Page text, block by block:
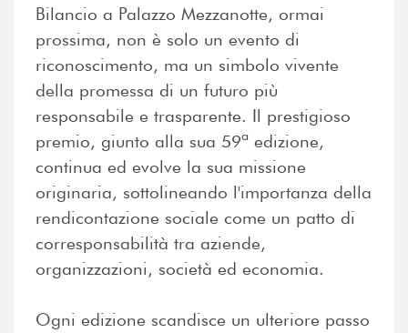
Bilancio a Palazzo Mezzanotte, ormai
prossima, non è solo un evento di
riconoscimento, ma un simbolo vivente
della promessa di un futuro più
responsabile e trasparente. Il prestigioso
premio, giunto alla sua 59ª edizione,
continua ed evolve la sua missione
originaria, sottolineando l'importanza della
rendicontazione sociale come un patto di
corresponsabilità tra aziende,
organizzazioni, società ed economia.
Ogni edizione scandisce un ulteriore passo